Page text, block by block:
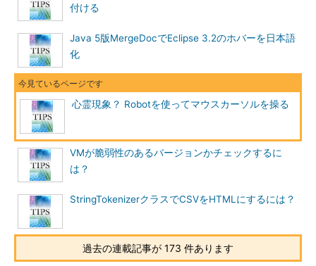
付ける
Java 5版MergeDocでEclipse 3.2のホバーを日本語
化
心霊現象？ Robotを使ってマウスカーソルを操る
VMが脆弱性のあるバージョンかチェックするに
は？
StringTokenizerクラスでCSVをHTMLにするには？
過去の連載記事が 173 件あります